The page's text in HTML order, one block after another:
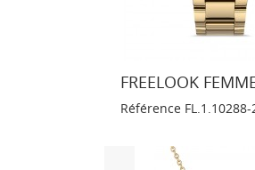
FREELOOK
Référence FL.1.10288-